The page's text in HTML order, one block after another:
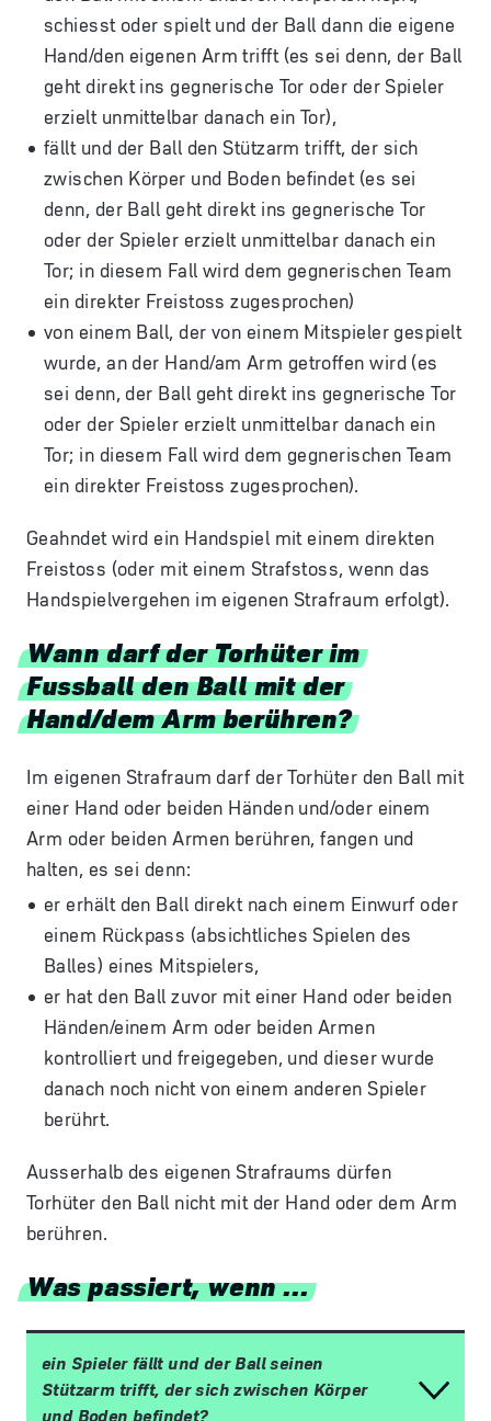
schiesst oder spielt und der Ball dann die eigene
Hand/den eigenen Arm trifft (es sei denn, der Ball
geht direkt ins gegnerische Tor oder der Spieler
erzielt unmittelbar danach ein Tor),
fällt und der Ball den Stützarm trifft, der sich
zwischen Körper und Boden befindet (es sei
denn, der Ball geht direkt ins gegnerische Tor
oder der Spieler erzielt unmittelbar danach ein
Tor; in diesem Fall wird dem gegnerischen Team
ein direkter Freistoss zugesprochen)
von einem Ball, der von einem Mitspieler gespielt
wurde, an der Hand/am Arm getroffen wird (es
sei denn, der Ball geht direkt ins gegnerische Tor
oder der Spieler erzielt unmittelbar danach ein
Tor; in diesem Fall wird dem gegnerischen Team
ein direkter Freistoss zugesprochen).
Geahndet wird ein Handspiel mit einem direkten
Freistoss (oder mit einem Strafstoss, wenn das
Handspielvergehen im eigenen Strafraum erfolgt).
Wann darf der Torhüter im
Fussball den Ball mit der
Hand/dem Arm berühren?
Im eigenen Strafraum darf der Torhüter den Ball mit
einer Hand oder beiden Händen und/oder einem
Arm oder beiden Armen berühren, fangen und
halten, es sei denn:
er erhält den Ball direkt nach einem Einwurf oder
einem Rückpass (absichtliches Spielen des
Balles) eines Mitspielers,
er hat den Ball zuvor mit einer Hand oder beiden
Händen/einem Arm oder beiden Armen
kontrolliert und freigegeben, und dieser wurde
danach noch nicht von einem anderen Spieler
berührt.
Ausserhalb des eigenen Strafraums dürfen
Torhüter den Ball nicht mit der Hand oder dem Arm
berühren.
Was passiert, wenn ...
ein Spieler fällt und der Ball seinen
Stützarm trifft, der sich zwischen Körper
und Boden befindet?